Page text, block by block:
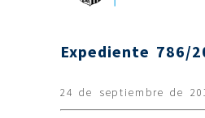
Expediente 786/
24 de septiembre de